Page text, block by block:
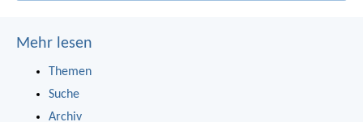
Mehr lesen
Themen
Suche
Archiv